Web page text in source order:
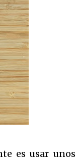
es usar unos